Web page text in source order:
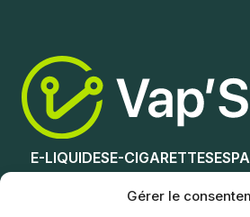
Gérer le
0
3
6
12
18
E-LIQUIDESE-CIGARETTES
NOS